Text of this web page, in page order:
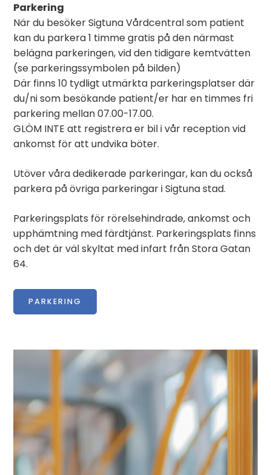
Parkering
När du besöker Sigtuna Vårdcentral som patient
kan du parkera 1 timme gratis på den närmast
belägna parkeringen, vid den tidigare kemtvätten
(se parkeringssymbolen på bilden)
Där finns 10 tydligt utmärkta parkeringsplatser där
du/ni som besökande patient/er har en timmes fri
parkering mellan 07.00-17.00.
GLÖM INTE att registrera er bil i vår reception vid
ankomst för att undvika böter.
Utöver våra dedikerade parkeringar, kan du också
parkera på övriga parkeringar i Sigtuna stad.
Parkeringsplats för rörelsehindrade, ankomst och
upphämtning med färdtjänst. Parkeringsplats finns
och det är väl skyltat med infart från Stora Gatan
64.
PARKERING